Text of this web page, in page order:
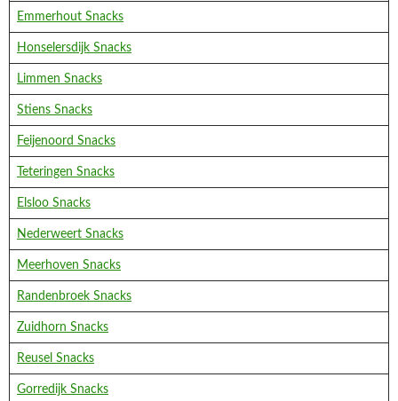
Emmerhout Snacks
Honselersdijk Snacks
Limmen Snacks
Stiens Snacks
Feijenoord Snacks
Teteringen Snacks
Elsloo Snacks
Nederweert Snacks
Meerhoven Snacks
Randenbroek Snacks
Zuidhorn Snacks
Reusel Snacks
Gorredijk Snacks